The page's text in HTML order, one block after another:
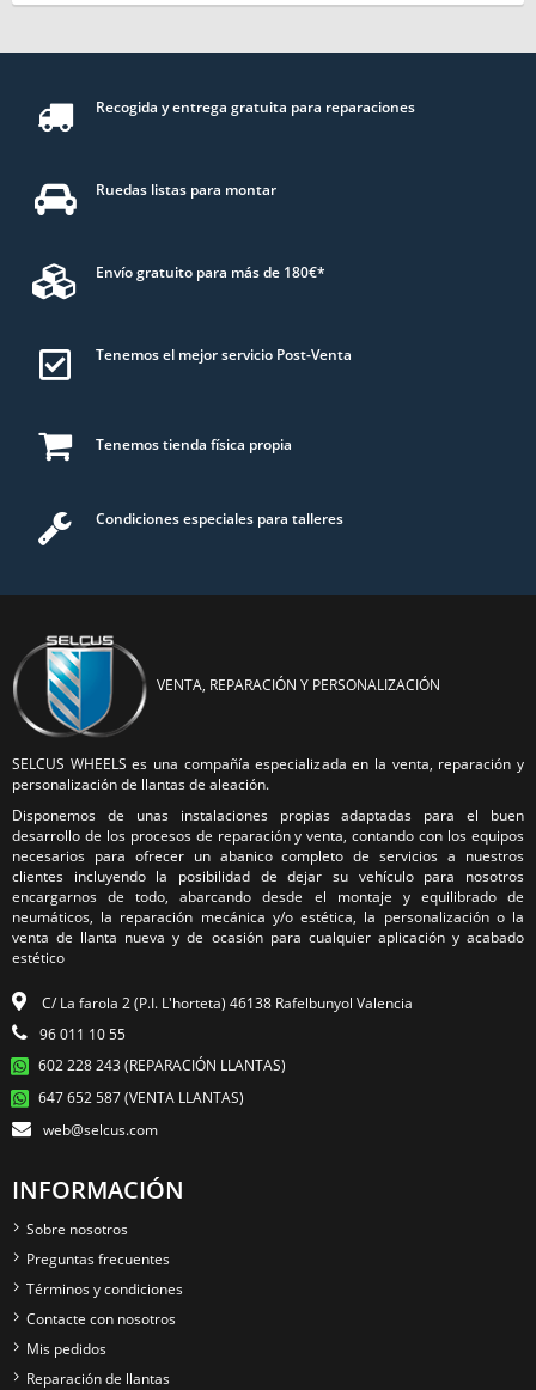
Recogida y entrega gratuita para reparaciones
Ruedas listas para montar
Envío gratuito para más de 180€*
Tenemos el mejor servicio Post-Venta
Tenemos tienda física propia
Condiciones especiales para talleres
VENTA, REPARACIÓN Y PERSONALIZACIÓN
SELCUS WHEELS es una compañía especializada en la venta, reparación y
personalización de llantas de aleación.
Disponemos de unas instalaciones propias adaptadas para el buen
desarrollo de los procesos de reparación y venta, contando con los equipos
necesarios para ofrecer un abanico completo de servicios a nuestros
clientes incluyendo la posibilidad de dejar su vehículo para nosotros
encargarnos de todo, abarcando desde el montaje y equilibrado de
neumáticos, la reparación mecánica y/o estética, la personalización o la
venta de llanta nueva y de ocasión para cualquier aplicación y acabado
estético
C/ La farola 2 (P.I. L'horteta) 46138 Rafelbunyol Valencia
96 011 10 55
602 228 243 (REPARACIÓN LLANTAS)
647 652 587 (VENTA LLANTAS)
web@selcus.com
INFORMACIÓN
Sobre nosotros
Preguntas frecuentes
Términos y condiciones
Contacte con nosotros
Mis pedidos
Reparación de llantas